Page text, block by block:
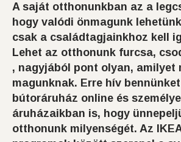
A saját otthonunkban az a
hogy valódi önmagunk
csak a családtagjainkhoz kell
Lehet az otthonunk furcsa,
, nagyjából pont olyan, amilyet
magunknak. Erre hív
bútoráruház online és
áruházaikban is, hogy
otthonunk milyenségét. Az